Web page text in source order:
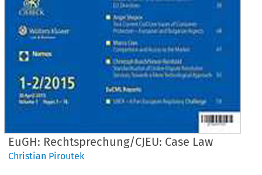
EuGH: Rechtsprechung/CJEU: Case Law
Christian Piroutek